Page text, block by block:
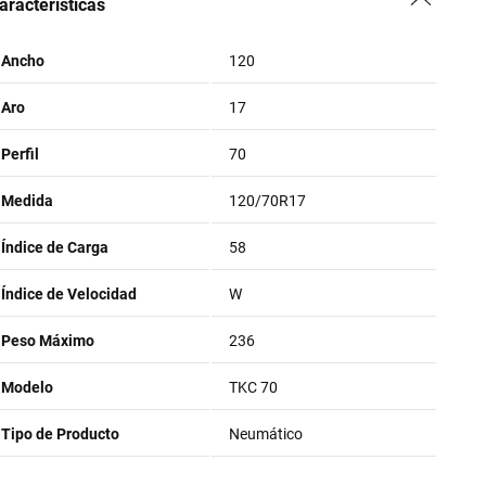
Ancho 120
Aro 17
Perfil 70
Medida 120/70R17
Índice de Carga 58
Índice de Velocidad W
Peso Máximo 236
Modelo TKC 70
Tipo de Producto Neumático